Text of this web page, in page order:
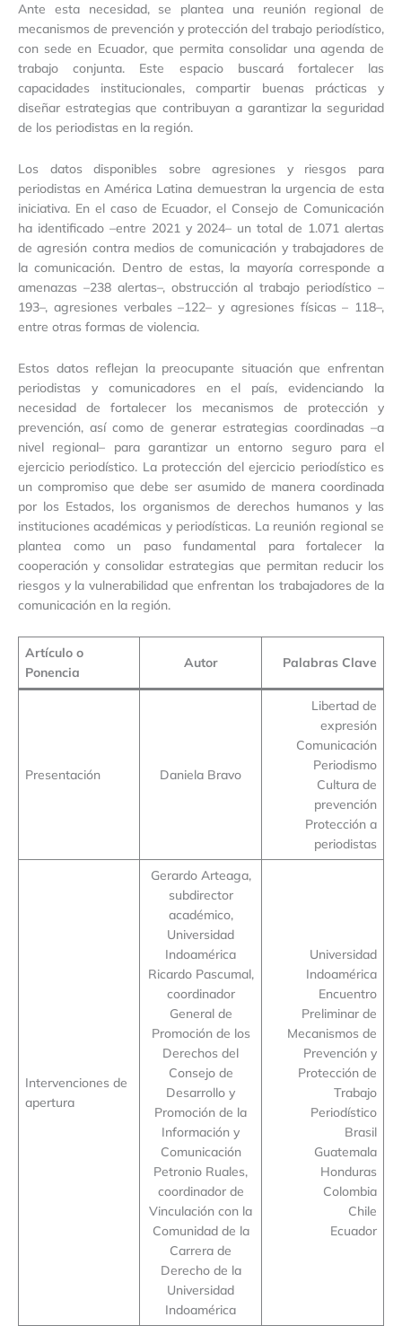
Ante esta necesidad, se plantea una reunión regional de
mecanismos de prevención y protección del trabajo periodístico,
con sede en Ecuador, que permita consolidar una agenda de
trabajo conjunta. Este espacio buscará fortalecer las
capacidades institucionales, compartir buenas prácticas y
diseñar estrategias que contribuyan a garantizar la seguridad
de los periodistas en la región.
Los datos disponibles sobre agresiones y riesgos para
periodistas en América Latina demuestran la urgencia de esta
iniciativa. En el caso de Ecuador, el Consejo de Comunicación
ha identificado –entre 2021 y 2024– un total de 1.071 alertas
de agresión contra medios de comunicación y trabajadores de
la comunicación. Dentro de estas, la mayoría corresponde a
amenazas –238 alertas–, obstrucción al trabajo periodístico –
193–, agresiones verbales –122– y agresiones físicas – 118–,
entre otras formas de violencia.
Estos datos reflejan la preocupante situación que enfrentan
periodistas y comunicadores en el país, evidenciando la
necesidad de fortalecer los mecanismos de protección y
prevención, así como de generar estrategias coordinadas –a
nivel regional– para garantizar un entorno seguro para el
ejercicio periodístico. La protección del ejercicio periodístico es
un compromiso que debe ser asumido de manera coordinada
por los Estados, los organismos de derechos humanos y las
instituciones académicas y periodísticas. La reunión regional se
plantea como un paso fundamental para fortalecer la
cooperación y consolidar estrategias que permitan reducir los
riesgos y la vulnerabilidad que enfrentan los trabajadores de la
comunicación en la región.
Artículo o
Ponencia
Autor Palabras Clave
Presentación Daniela Bravo
Libertad de
expresión
Comunicación
Periodismo
Cultura de
prevención
Protección a
periodistas
Intervenciones de
apertura
Gerardo Arteaga,
subdirector
académico,
Universidad
Indoamérica
Ricardo Pascumal,
coordinador
General de
Promoción de los
Derechos del
Consejo de
Desarrollo y
Promoción de la
Información y
Comunicación
Petronio Ruales,
coordinador de
Vinculación con la
Comunidad de la
Carrera de
Derecho de la
Universidad
Indoamérica
Universidad
Indoamérica
Encuentro
Preliminar de
Mecanismos de
Prevención y
Protección de
Trabajo
Periodístico
Brasil
Guatemala
Honduras
Colombia
Chile
Ecuador